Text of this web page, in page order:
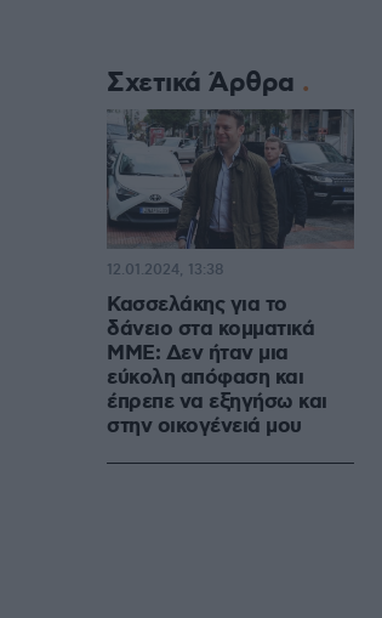
Σχετικά Άρθρα
Κασσελάκης για το
δάνειο στα κομματικά
ΜΜΕ: Δεν ήταν μια
εύκολη απόφαση και
έπρεπε να εξηγήσω και
στην οικογένειά μου
12.01.2024, 13:38